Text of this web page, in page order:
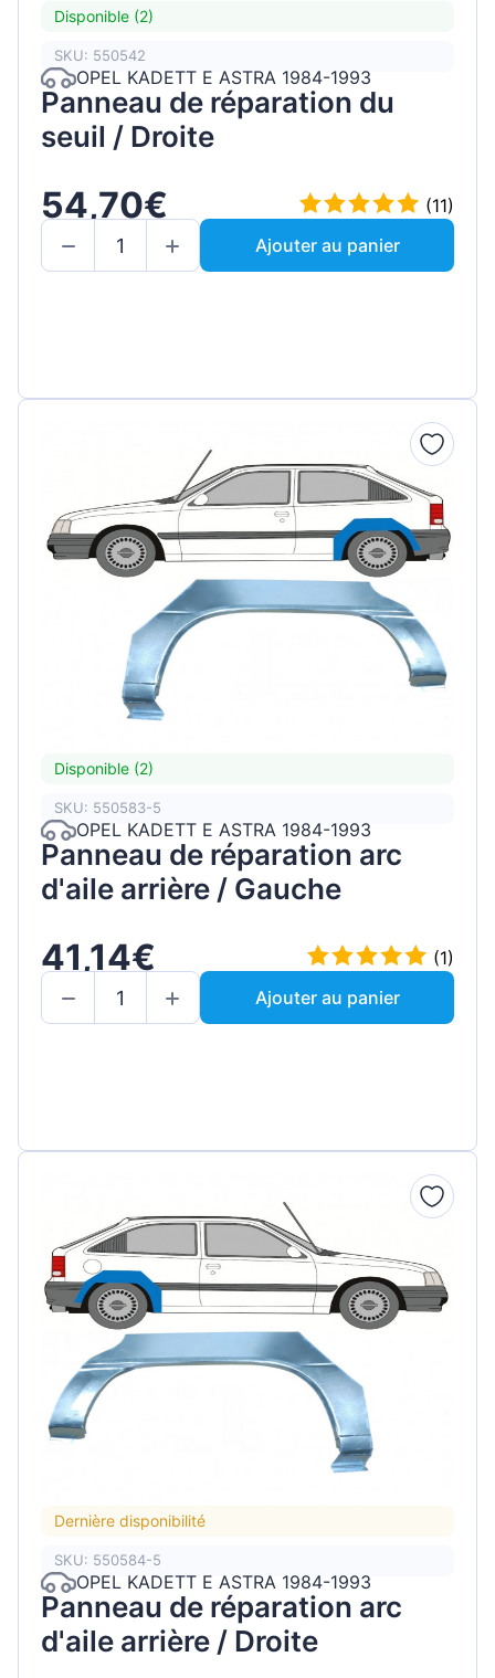
Disponible (2)
SKU: 550542
OPEL KADETT E ASTRA 1984-1993
Panneau de réparation du
seuil / Droite
54,70€
(11)
Ajouter au panier
Disponible (2)
SKU: 550583-5
OPEL KADETT E ASTRA 1984-1993
Panneau de réparation arc
d'aile arrière / Gauche
41,14€
(1)
Ajouter au panier
Dernière disponibilité
SKU: 550584-5
OPEL KADETT E ASTRA 1984-1993
Panneau de réparation arc
d'aile arrière / Droite